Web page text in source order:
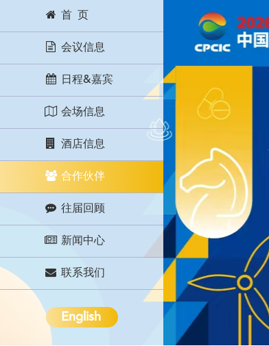
首 页
会议信息
日程&嘉宾
会场信息
酒店信息
合作伙伴
往届回顾
新闻中心
联系我们
English